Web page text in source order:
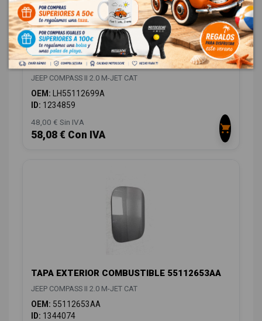
PASO RUEDA DELANTERO IZQUIERDO
LH55112699A
JEEP COMPASS II 2.0 M-JET CAT
OEM: LH55112699A
ID: 1234859
48,00 € Sin IVA
58,08 € Con IVA
TAPA EXTERIOR COMBUSTIBLE 55112653AA
JEEP COMPASS II 2.0 M-JET CAT
OEM: 55112653AA
ID: 1344074